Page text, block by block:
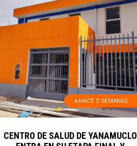
≡ HACE 2 SEMANAS
CENTRO DE SALUD DE YANAMUCLO